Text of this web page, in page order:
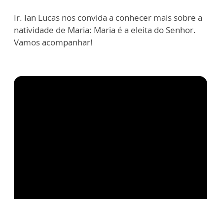
Ir. Ian Lucas nos convida a conhecer mais sobre a
natividade de Maria: Maria é a eleita do Senhor.
Vamos acompanhar!